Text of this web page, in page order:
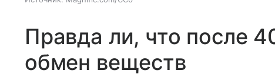
Правда ли, что после
обмен веществ